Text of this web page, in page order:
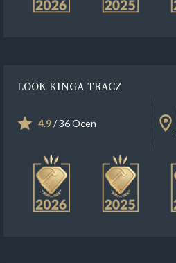
LOOK KINGA TRACZ
4.9/ 36 Ocen